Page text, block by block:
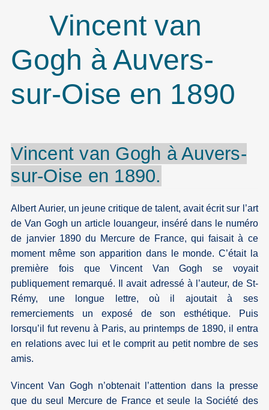
Vincent van
Gogh à Auvers-
sur-Oise en 1890
Vincent van Gogh àAuvers-
sur-Oise en 1890.
Albert Aurier, un jeune critique de talent, avait écrit sur l’art
de Van Gogh un article louangeur, inséré dans le numéro
de janvier 1890 du Mercure de France, qui faisait à ce
moment même son apparition dans le monde. C’était la
première fois que Vincent Van Gogh se voyait
publiquement remarqué. Il avait adressé à l’auteur, de St-
Rémy, une longue lettre, où il ajoutait à ses
remerciements un exposé de son esthétique. Puis
lorsqu’il fut revenu à Paris, au printemps de 1890, il entra
en relations avec lui et le comprit au petit nombre de ses
amis.
Vincent Van Gogh n’obtenait l’attention dans la presse
que du seul Mercure de France et seule la Société des